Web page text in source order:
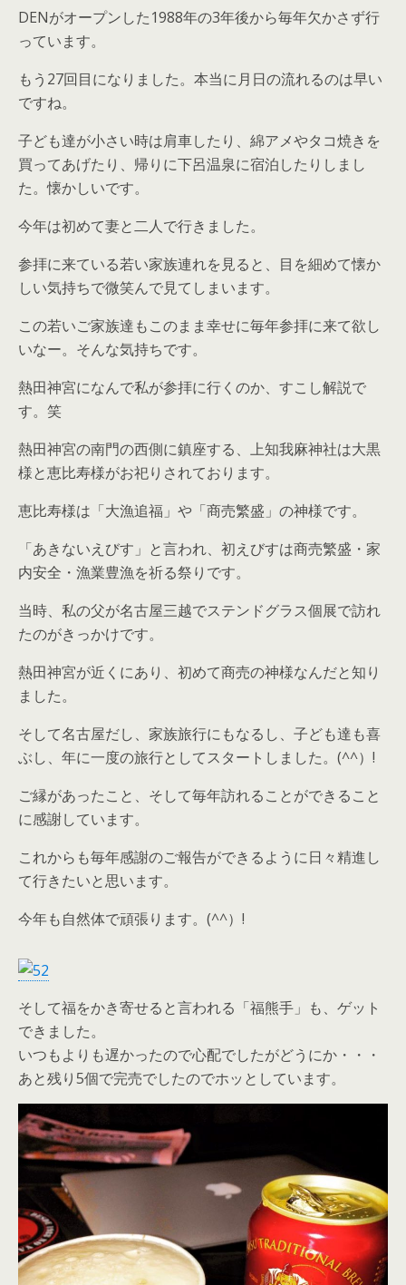
DENがオープンした1988年の3年後から毎年欠かさず行
っています。
もう27回目になりました。本当に月日の流れるのは早い
ですね。
子ども達が小さい時は肩車したり、綿アメやタコ焼きを
買ってあげたり、帰りに下呂温泉に宿泊したりしまし
た。懐かしいです。
今年は初めて妻と二人で行きました。
参拝に来ている若い家族連れを見ると、目を細めて懐か
しい気持ちで微笑んで見てしまいます。
この若いご家族達もこのまま幸せに毎年参拝に来て欲し
いなー。そんな気持ちです。
熱田神宮になんで私が参拝に行くのか、すこし解説で
す。笑
熱田神宮の南門の西側に鎮座する、上知我麻神社は大黒
様と恵比寿様がお祀りされております。
恵比寿様は「大漁追福」や「商売繁盛」の神様です。
「あきないえびす」と言われ、初えびすは商売繁盛・家
内安全・漁業豊漁を祈る祭りです。
当時、私の父が名古屋三越でステンドグラス個展で訪れ
たのがきっかけです。
熱田神宮が近くにあり、初めて商売の神様なんだと知り
ました。
そして名古屋だし、家族旅行にもなるし、子ども達も喜
ぶし、年に一度の旅行としてスタートしました。(^^）!
ご縁があったこと、そして毎年訪れることができること
に感謝しています。
これからも毎年感謝のご報告ができるように日々精進し
て行きたいと思います。
今年も自然体で頑張ります。(^^）!
そして福をかき寄せると言われる「福熊手」も、ゲット
できました。
いつもよりも遅かったので心配でしたがどうにか・・・
あと残り5個で完売でしたのでホッとしています。